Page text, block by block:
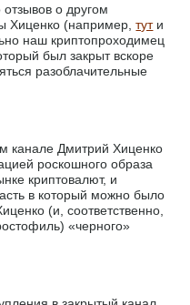
отзывов о другом
Хиценко (например,тути
наш криптопроходимец
был закрыт вскоре
разоблачительные
канале Дмитрий Хиценко
роскошного образа
криптовалют, и
в который можно было
(и, соответственно,
«черного»